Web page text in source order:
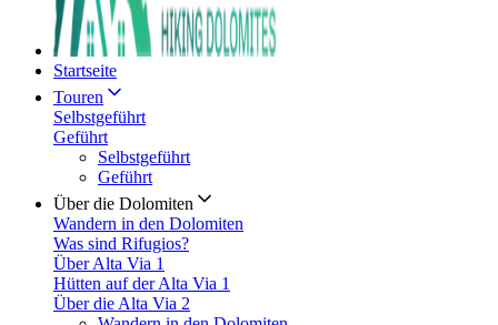
Startseite
Touren
Selbstgeführt
Geführt
Selbstgeführt
Geführt
Über die Dolomiten
Wandern in den Dolomiten
Was sind Rifugios?
Über Alta Via 1
Hütten auf der Alta Via 1
Über die Alta Via 2